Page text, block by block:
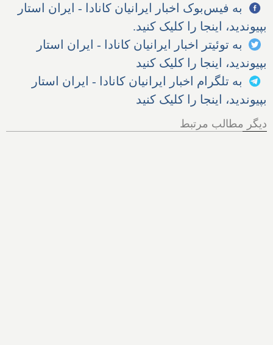
به فیس‌بوک اخبار ایرانیان کانادا - ایران استار
بپیوندید، اینجا را کلیک کنید.
به توئیتر اخبار ایرانیان کانادا - ایران استار
بپیوندید، اینجا را کلیک کنید
به تلگرام اخبار ایرانیان کانادا - ایران استار
بپیوندید، اینجا را کلیک کنید
دیگر مطالب مرتبط